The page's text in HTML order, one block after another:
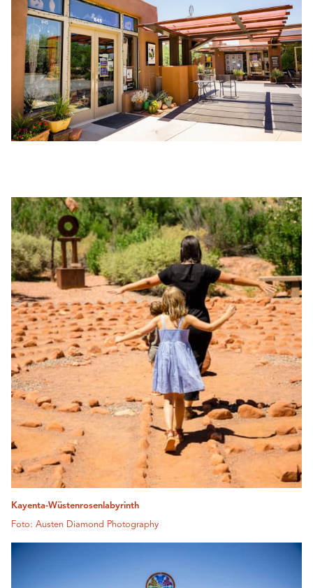
Kayenta-Wüstenrosenlabyrinth
Foto: Austen Diamond Photography